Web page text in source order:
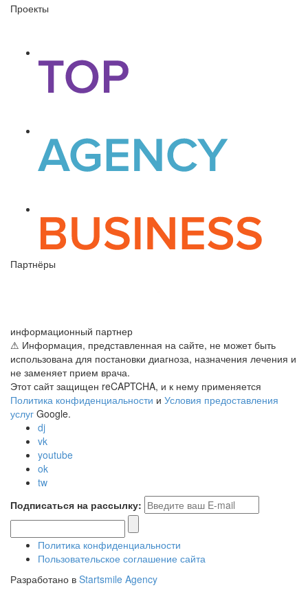
Проекты
Партнёры
информационный партнер
⚠ Информация, представленная на сайте, не может быть
использована для постановки диагноза, назначения лечения и
не заменяет прием врача.
Этот сайт защищен reCAPTCHA, и к нему применяется
Политика конфиденциальности и Условия предоставления
услуг Google.
dj
vk
youtube
ok
tw
Подписаться на рассылку:
Политика конфиденциальности
Пользовательское соглашение сайта
Разработано в Startsmile Agency